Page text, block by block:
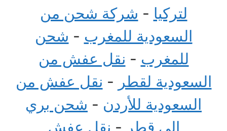
لتركيا - شركة شحن من
السعودية للمغرب - شحن
للمغرب - نقل عفش من
السعودية لقطر - نقل عفش من
السعودية للأردن - شحن بري
الى قطر - نقل عفش